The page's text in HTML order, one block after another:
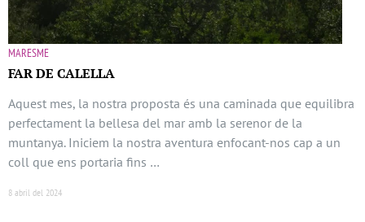
MARESME
FAR DE CALELLA
Aquest mes, la nostra proposta és una caminada que equilibra
perfectament la bellesa del mar amb la serenor de la
muntanya. Iniciem la nostra aventura enfocant-nos cap a un
coll que ens portaria fins …
8 abril del 2024